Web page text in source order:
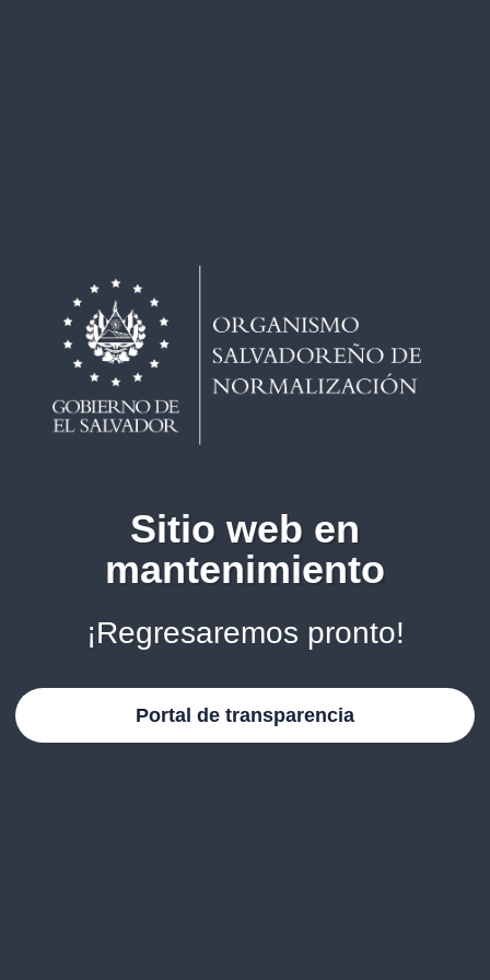
Sitio web en
mantenimiento
¡Regresaremos pronto!
Portal de transparencia